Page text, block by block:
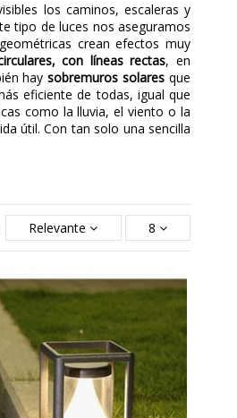
los caminos, escaleras y
tipo de luces nos aseguramos
crean efectos muy
con líneas rectas, en
haysobremuros solares que
eficiente de todas, igual que
como la lluvia, el viento o la
útil. Con tan solo una sencilla
Relevante 8